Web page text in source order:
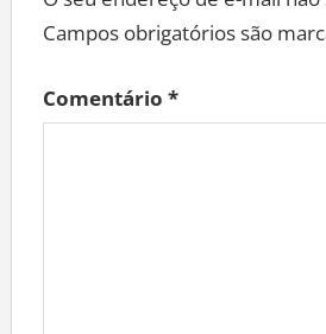
Campos obrigatórios são
Comentário *